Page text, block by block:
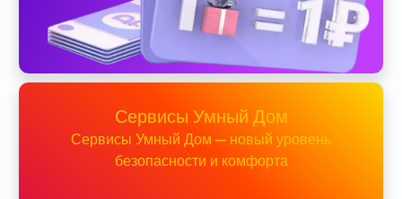
Сервисы Умный Дом
Сервисы Умный Дом — новый уровень
безопасности и комфорта